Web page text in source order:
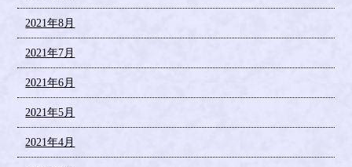
2021年8月
2021年7月
2021年6月
2021年5月
2021年4月